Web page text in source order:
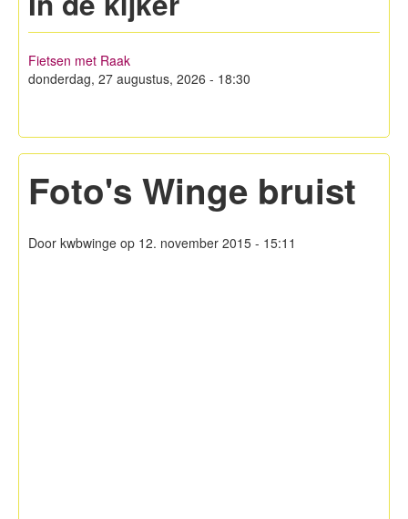
Activiteiten
Hagelandse Kerstmarkt
Lid worden!
Fietsen met Raak
donderdag, 27 augustus, 2026 - 18:30
Foto's Winge bruist
Door kwbwinge op 12. november 2015 - 15:11